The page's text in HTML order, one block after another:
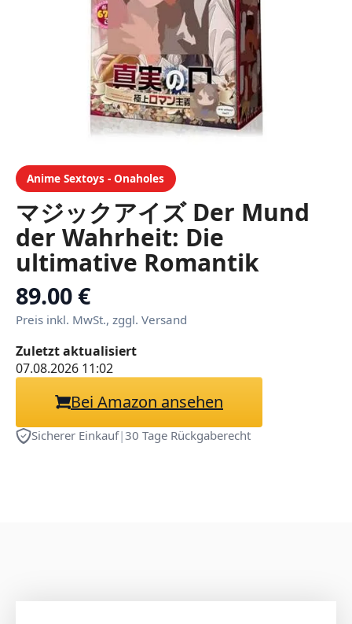
Anime Sextoys - Onaholes
マジックアイズ Der Mund
der Wahrheit: Die
ultimative Romantik
Onahole/Japanischer
Masturbator
89.00 €
Preis inkl. MwSt., zggl. Versand
Zuletzt aktualisiert
07.08.2026 11:02
Bei Amazon ansehen
Sicherer Einkauf|30 Tage Rückgaberecht